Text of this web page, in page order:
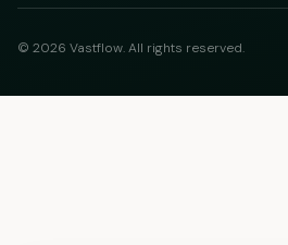
© 2026 Vastflow. All rights reserved.